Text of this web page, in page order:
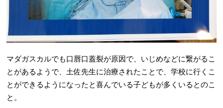
マダガスカルでも口唇口蓋裂が原因で、いじめなどに繋がるこ
とがあるようで、土佐先生に治療されたことで、学校に行くこ
とができるようになったと喜んでいる子どもが多くいるとのこ
と。